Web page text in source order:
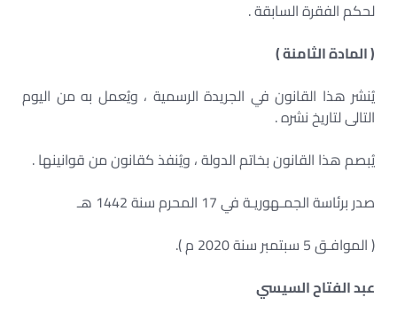
لحكم الفقرة السابقة .
( المادة الثامنة )
يُنشر هذا القانون في الجريدة الرسمية ، ويُعمل به من اليوم
التالى لتاريخ نشره .
يُبصم هذا القانون بخاتم الدولة ، ويُنفذ كقانون من قوانينها .
صدر برئاسة الجمـهوريـة في 17 المحرم سنة 1442 هـ
( الموافـق 5 سبتمبر سنة 2020 م ).
عبد الفتاح السيسي